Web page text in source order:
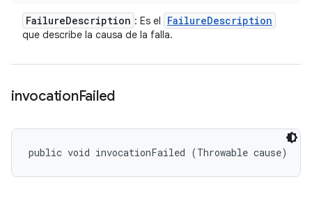
FailureDescription : Es el FailureDescription
que describe la causa de la falla.
invocationFailed
public void invocationFailed (Throwable cause)